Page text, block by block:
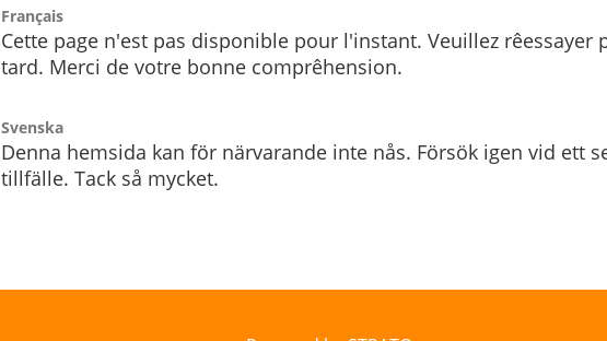
Français
Cette page n'est pas disponible pour l'instant. Veuillez rêessayer
tard. Merci de votre bonne comprêhension.
Svenska
Denna hemsida kan för närvarande inte nås. Försök igen vid ett
tillfälle. Tack så mycket.